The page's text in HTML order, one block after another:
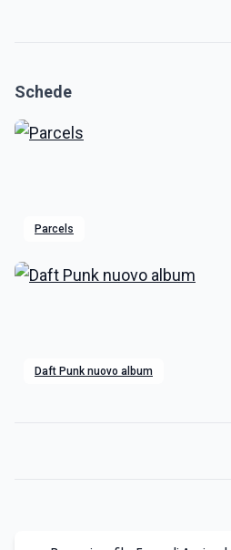
Schede
Parcels
Daft Punk nuovo album